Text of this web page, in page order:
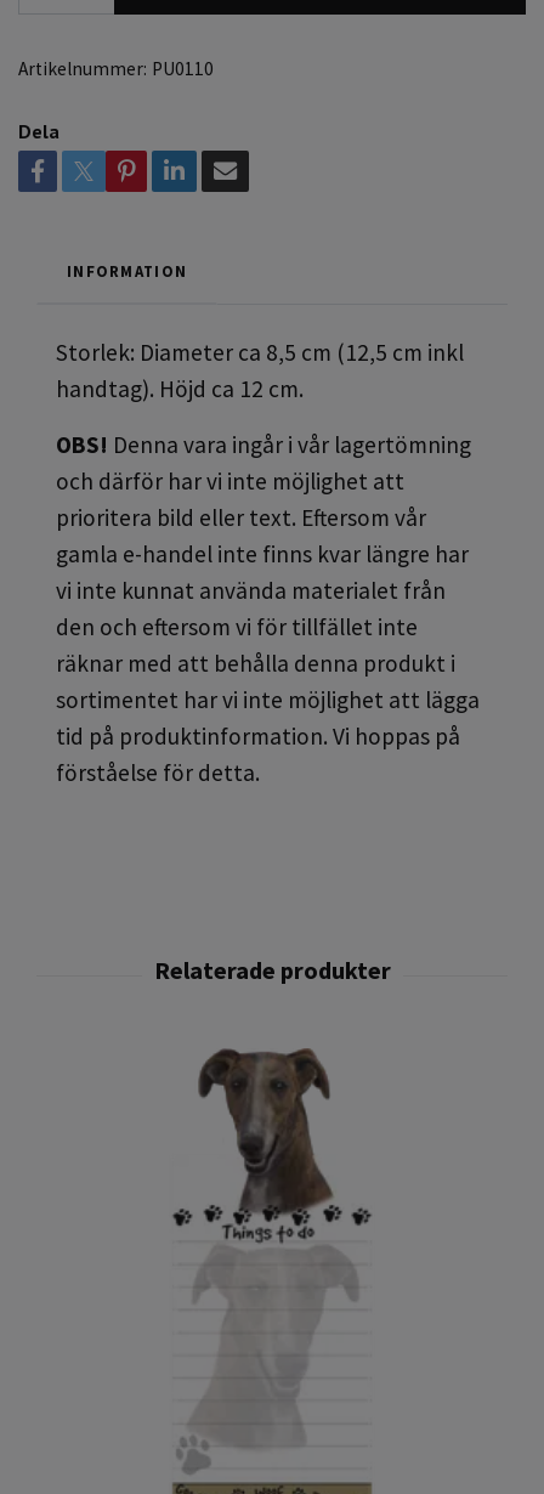
Artikelnummer: PU0110
Dela
INFORMATION
Storlek: Diameter ca 8,5 cm (12,5 cm inkl
handtag). Höjd ca 12 cm.
OBS! Denna vara ingår i vår lagertömning
och därför har vi inte möjlighet att
prioritera bild eller text. Eftersom vår
gamla e-handel inte finns kvar längre har
vi inte kunnat använda materialet från
den och eftersom vi för tillfället inte
räknar med att behålla denna produkt i
sortimentet har vi inte möjlighet att lägga
tid på produktinformation. Vi hoppas på
förståelse för detta.